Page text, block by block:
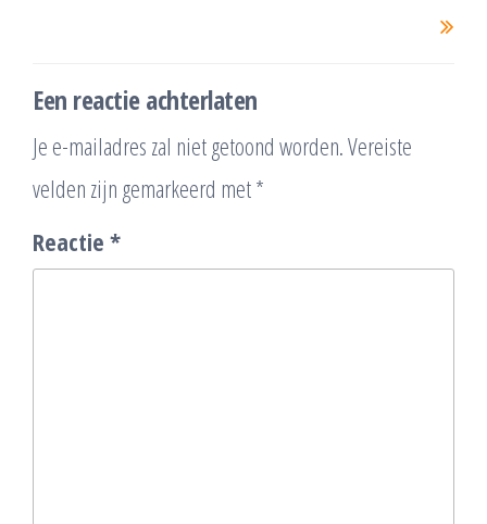
Een reactie achterlaten
Je e-mailadres zal niet getoond worden.Vereiste
velden zijn gemarkeerd met*
Reactie *